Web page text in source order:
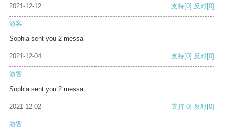
2021-12-12 支持[0] 反对[0]
游客
Sophia sent you 2 messa
2021-12-04 支持[0] 反对[0]
游客
Sophia sent you 2 messa
2021-12-02 支持[0] 反对[0]
游客